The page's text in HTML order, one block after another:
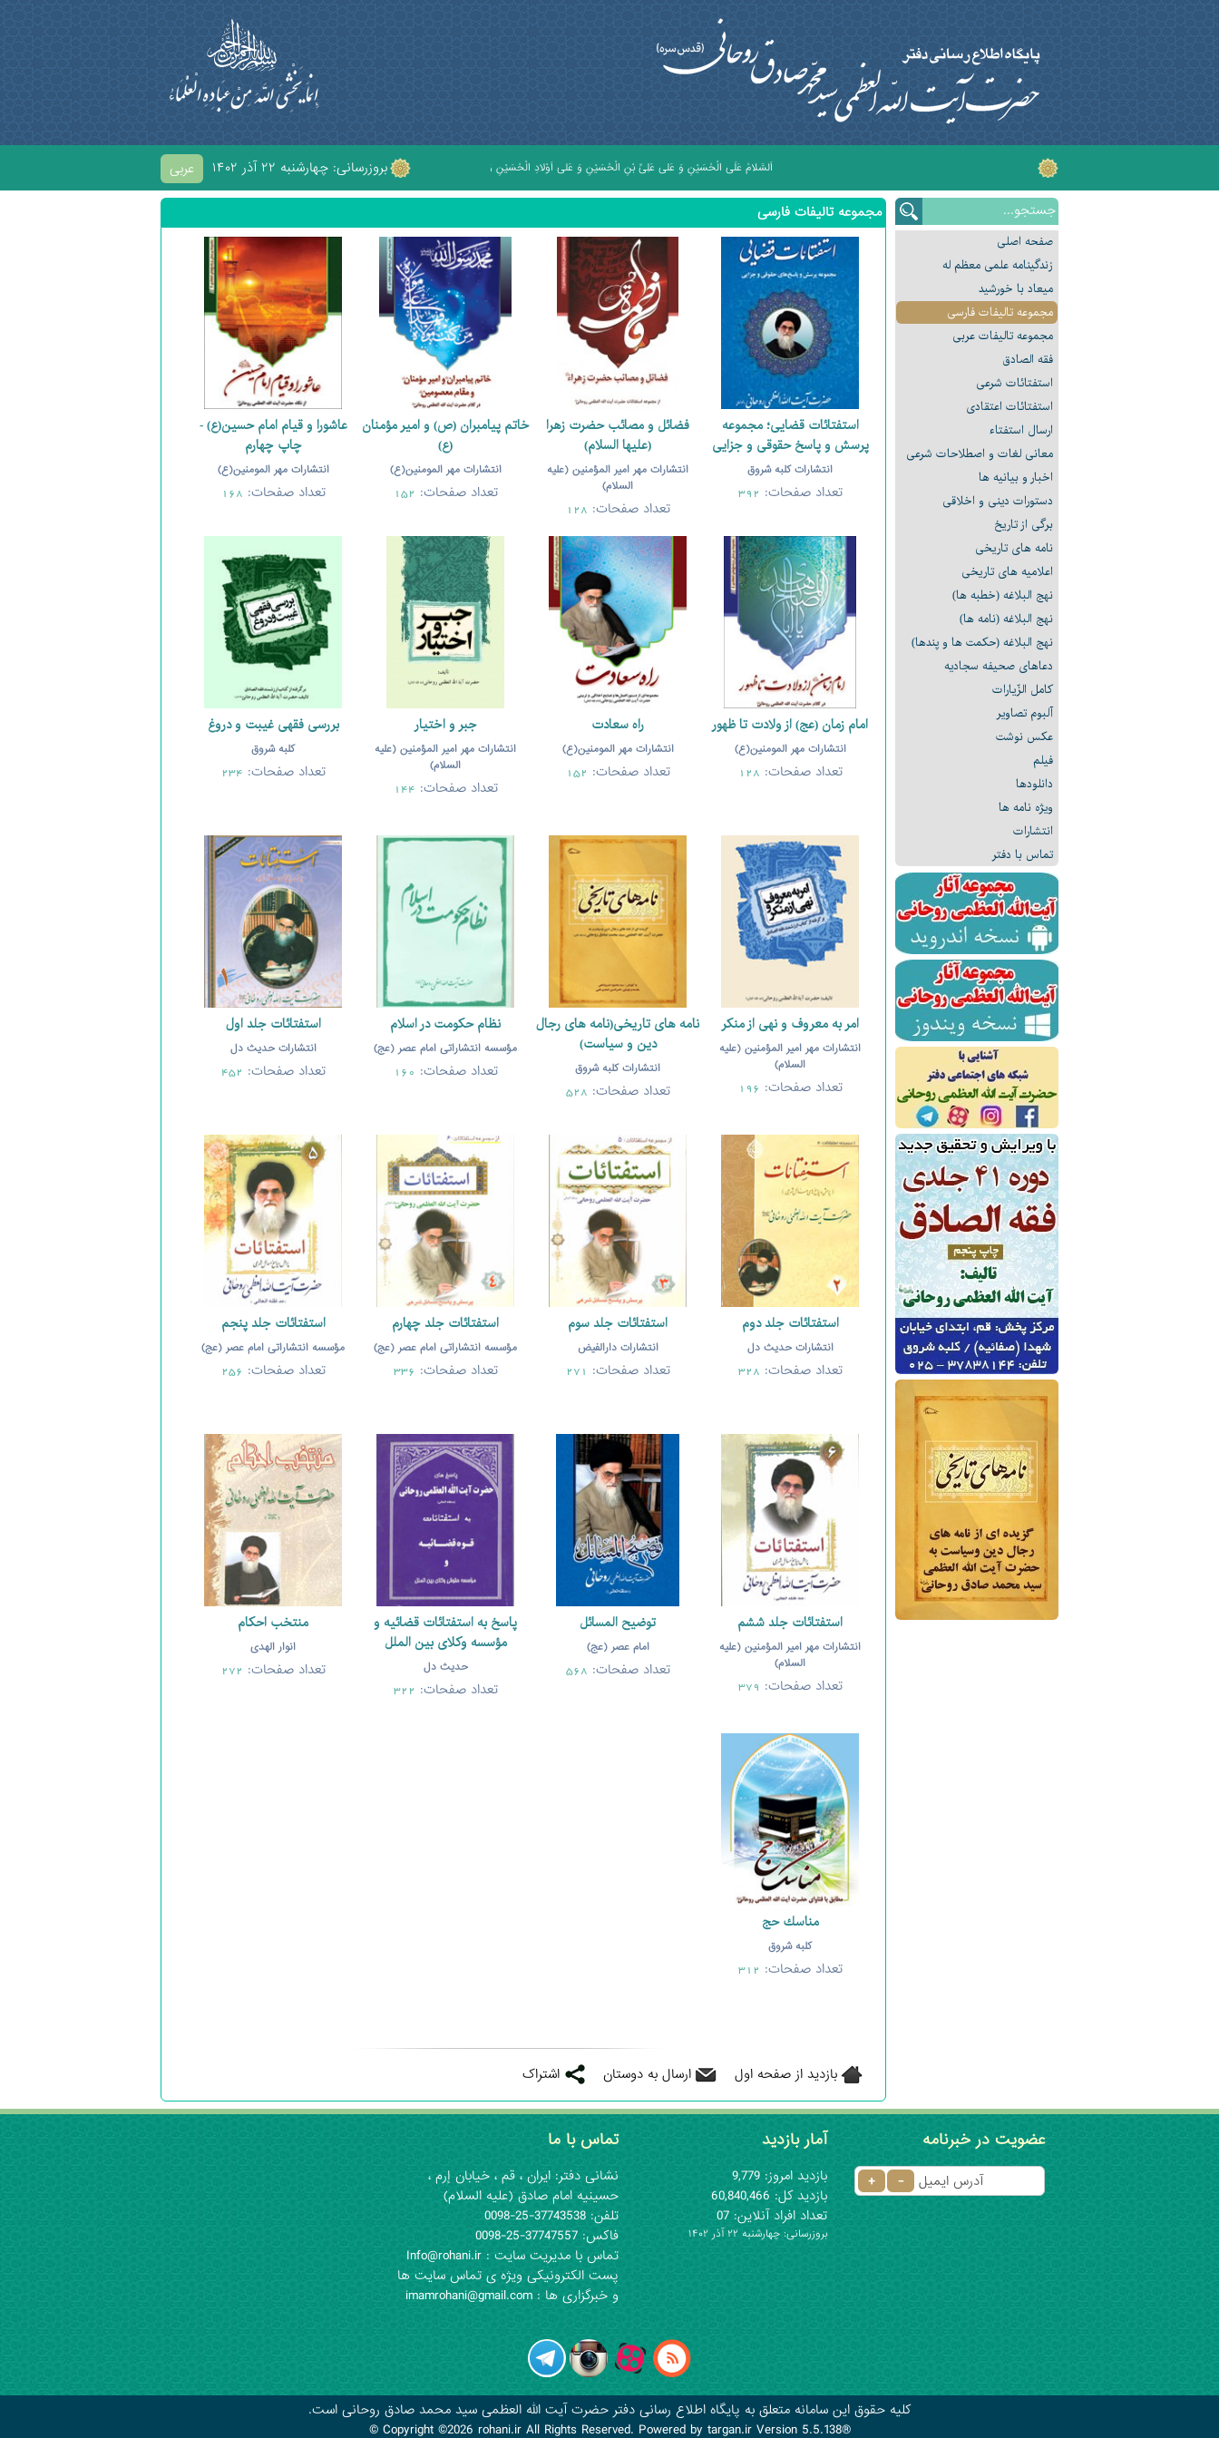
عربی بروزرسانی: ۱۴۰۲ چهارشنبه ۲۲ آذر اَلسَّلامُ عَلَى الْحُسَيْنِ وَ عَلى عَلِىِّ بْنِ الْحُسَيْنِ وَ عَلى اَوْلادِ الْحُسَيْنِ وَ عَلى اَصْحابِ الْحُسَيْنِ
صفحه اصلی
زندگینامه علمی معظم له
میعاد با خورشید
مجموعه تالیفات فارسی
مجموعه تالیفات عربی
فقه الصادق
استفتائات شرعی
استفتائات اعتقادی
ارسال استفتاء
معانى لغات و اصطلاحات شرعی
اخبار و بیانیه ها
دستورات دینی و اخلاقی
برگی از تاریخ
نامه های تاریخی
اعلامیه های تاریخی
نهج البلاغه (خطبه ها)
نهج البلاغه (نامه ها)
نهج البلاغه (حکمت ها و پندها)
دعاهای صحیفه سجادیه
كامل الزّيارات
آلبوم تصاویر
عکس نوشت
فیلم
دانلودها
ویژه نامه ها
انتشارات
تماس با دفتر
مجموعه تالیفات فارسی
استفتائات قضایی؛ مجموعه
پرسش و پاسخ‌ حقوقی و جزایی
انتشارات کلبه شروق
تعداد صفحات: 392
فضائل و مصائب حضرت زهرا
(علیها السلام)
انتشارات مهر امیر المؤمنین (علیه
السلام)
تعداد صفحات: 128
خاتم پيامبران (ص) و امير مؤمنان
(ع)
انتشارات مهر المومنین(ع)
تعداد صفحات: 152
عاشورا و قیام امام حسین(ع) -
چاپ چهارم
انتشارات مهر المومنین(ع)
تعداد صفحات: 168
امام زمان (عج) ‏از ولادت تا ظهور
انتشارات مهر المومنین(ع)
تعداد صفحات: 128
راه سعادت
انتشارات مهر المومنین(ع)
تعداد صفحات: 152
جبر و اختیار
انتشارات مهر امیر المؤمنین (علیه
السلام)
تعداد صفحات: 144
بررسی فقهی غیبت و دروغ
کلبه شروق
تعداد صفحات: 234
امر به معروف و نهی از منکر
انتشارات مهر امیر المؤمنین (علیه
السلام)
تعداد صفحات: 196
نامه های تاریخی(نامه های رجال
دین و سیاست)
انتشارات کلبه شروق
تعداد صفحات: 528
نظام حكومت در اسلام
مؤسسه انتشاراتی امام عصر (عج)
تعداد صفحات: 160
استفتائات جلد اول
انتشارات حدیث دل
تعداد صفحات: 452
استفتائات جلد دوم
انتشارات حدیث دل
تعداد صفحات: 328
استفتائات جلد سوم
انتشارات دارالفیض
تعداد صفحات: 271
استفتائات جلد چهارم
مؤسسه انتشاراتی امام عصر (عج)
تعداد صفحات: 336
استفتائات جلد پنجم
مؤسسه انتشاراتی امام عصر (عج)
تعداد صفحات: 256
استفتائات جلد ششم
انتشارات مهر امیر المؤمنین (علیه
السلام)
تعداد صفحات: 379
توضیح المسائل
امام عصر (عج)
تعداد صفحات: 568
پاسخ به استفتائات قضائیه و
مؤسسه وکلای بین الملل
حدیث دل
تعداد صفحات: 322
منتخب احکام
انوار الهدی
تعداد صفحات: 272
مناسك حج
کلبه شروق
تعداد صفحات: 312
بازدید از صفحه اول ارسال به دوستان اشتراک
عضویت در خبرنامه آمار بازدید
بازدید امروز: 9,779
بازدید کل: 60,840,466
تعداد افراد آنلاین: 07
بروزرسانی: ۱۴۰۲ چهارشنبه ۲۲ آذر
تماس با ما
نشانی دفتر: ايران ، قم ، خيابان إرم ،
حسينيه امام صادق (علیه السلام)
تلفن: 37743538-25-0098
فاكس: 37747557-25-0098
تماس با مدیریت سایت : Info@rohani.ir
پست الکترونیکی ویژه ی تماس سایت ها
و خبرگزاری ها : imamrohani@gmail.com
کلیه حقوق این سامانه متعلق به پایگاه اطلاع رسانی دفتر حضرت آیت الله العظمی سید محمد صادق روحانی است.
© Copyright ©2026 rohani.irAll Rights Reserved. Powered by targan.irVersion 5.5.138®